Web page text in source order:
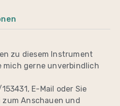
zu diesem Instrument
mich gerne unverbindlich
E-Mail oder Sie
Anschauen und